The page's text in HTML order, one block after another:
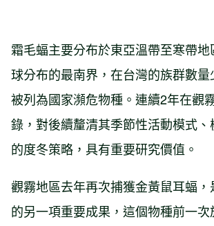
霜毛蝠主要分布於東亞溫帶至寒帶
球分布的最南界，在台灣的族群數量
被列為國家瀕危物種。連續2年在觀
錄，對後續釐清其季節性活動模式
的度冬策略，具有重要研究價值。
觀霧地區去年再次捕獲金黃鼠耳蝠
的另一項重要成果，這個物種前一